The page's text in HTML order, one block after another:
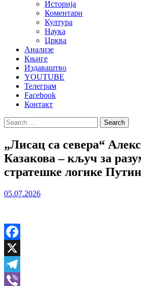
Историја
Коментари
Култура
Наука
Црква
Анализе
Књиге
Издаваштво
YOUTUBE
Телеграм
Facebook
Контакт
Search
for:
„Лисац са севера“
Казакова – кључ за
стратешке логике
05.07.2026
Facebook
X
Telegram